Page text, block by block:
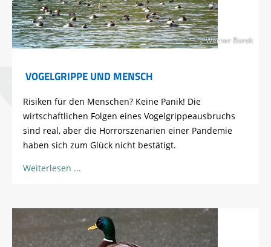
© Werner Borok
VOGELGRIPPE UND MENSCH
Risiken für den Menschen? Keine Panik! Die
wirtschaftlichen Folgen eines Vogelgrippeausbruchs
sind real, aber die Horrorszenarien einer Pandemie
haben sich zum Glück nicht bestätigt.
Weiterlesen